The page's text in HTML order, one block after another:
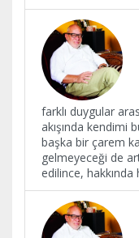
farklı duygular
akışında kendimi
başka bir çarem
gelmeyeceği de
edilince,